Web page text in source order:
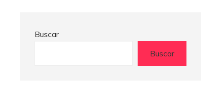
Buscar
Buscar